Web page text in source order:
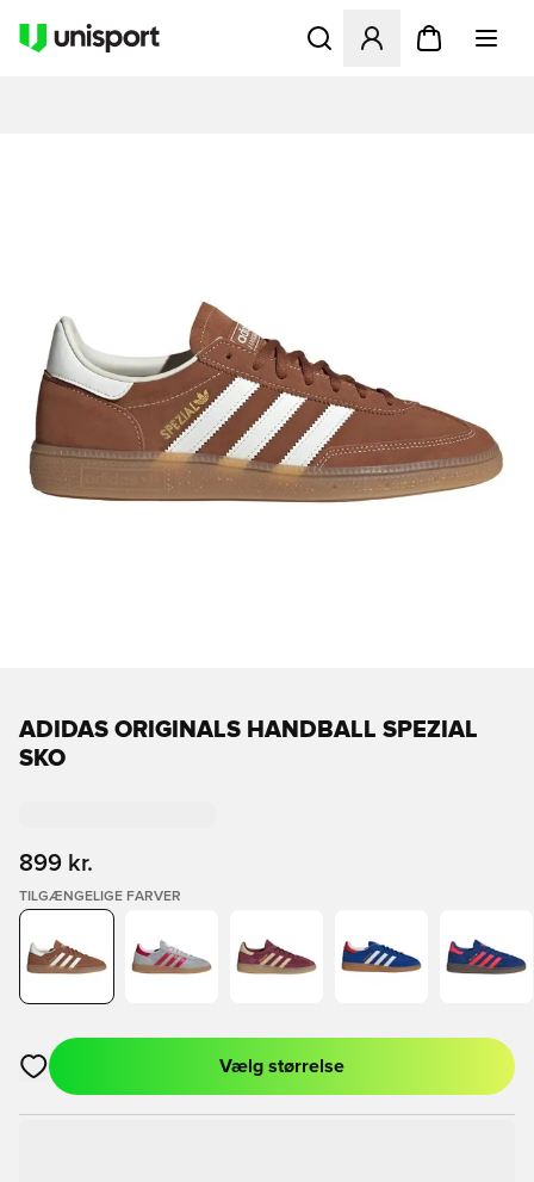
Åbner en Modal til at
ADIDAS ORIGINALS HANDBALL SPEZIAL
SKO
899 kr.
TILGÆNGELIGE FARVER
Åbner en Modal til at logge ind eller tilmelde dig som medlem
Vælg størrelse